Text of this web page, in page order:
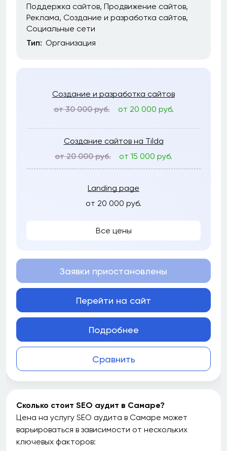
Поддержка сайтов Продвижение сайтов
Реклама Создание и разработка сайтов
Социальные сети
Тип: Организация
Создание и разработка сайтов
от 30 000 руб.
от 20 000 руб.
Создание сайтов на Tilda
от 20 000 руб.
от 15 000 руб.
Landing page
от 20 000 руб.
Все цены
Сравнить
Заявки приостановлены
Перейти на сайт
Подробнее
Сколько стоит SEO аудит в Самаре?
Цена на услугу SEO аудита в Самаре может
варьироваться в зависимости от нескольких
ключевых факторов: